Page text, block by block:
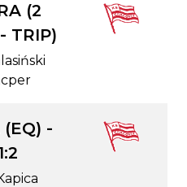
(2
TRIP)
(EQ) -